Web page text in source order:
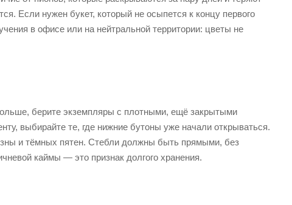
Если нужен букет, который не осыпется к концу первого
в офисе или на нейтральной территории: цветы не
берите экземпляры с плотными, ещё закрытыми
выбирайте те, где нижние бутоны уже начали открываться.
и тёмных пятен. Стебли должны быть прямыми, без
каймы — это признак долгого хранения.